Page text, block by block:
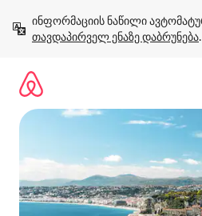
გადასვლა
თავდაპირველ ენაზე დაბრუნება.